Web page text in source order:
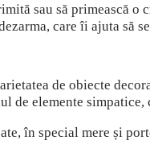
sau să primească
care îi ajuta să
de obiecte
de elemente
în special mere și